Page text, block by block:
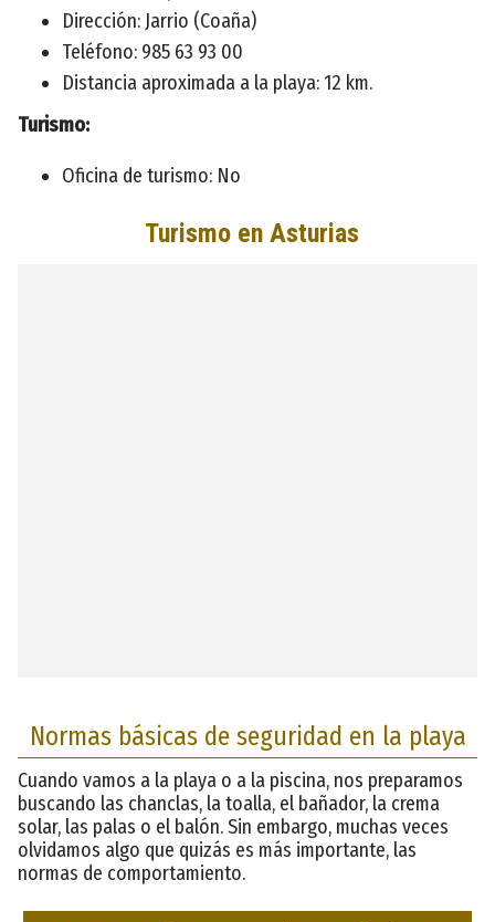
Dirección: Jarrio (Coaña)
Teléfono: 985 63 93 00
Distancia aproximada a la playa: 12 km.
Turismo:
Oficina de turismo: No
Normas básicas de seguridad en la playa
Cuando vamos a la playa o a la piscina, nos preparamos
buscando las chanclas, la toalla, el bañador, la crema
solar, las palas o el balón. Sin embargo, muchas veces
olvidamos algo que quizás es más importante, las
normas de comportamiento.